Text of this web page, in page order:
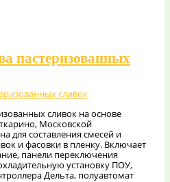
пастеризованных
сливок на основе
Московской
для составления смесей и
и фасовки в пленку. Включает
панели переключения
установку ПОУ,
Дельта, полуавтомат